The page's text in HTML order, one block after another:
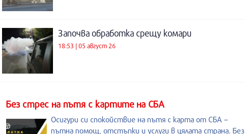
Започва обработка срещу комари
18:53 | 05 август 26
Без стрес на пътя с картите на СБА
Осигури си спокойствие на пътя с карта от СБА –
пътна помощ, отстъпки и услуги в цялата страна. Без